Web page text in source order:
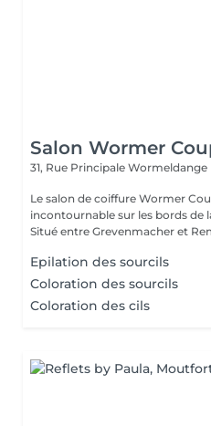
Salon Wormer
31, Rue Principale Wormeldange
Le salon de coiffure Wormer
incontournable sur les bords de
Situé entre Grevenmacher et
Epilation des sourcils
Coloration des sourcils
Coloration des cils